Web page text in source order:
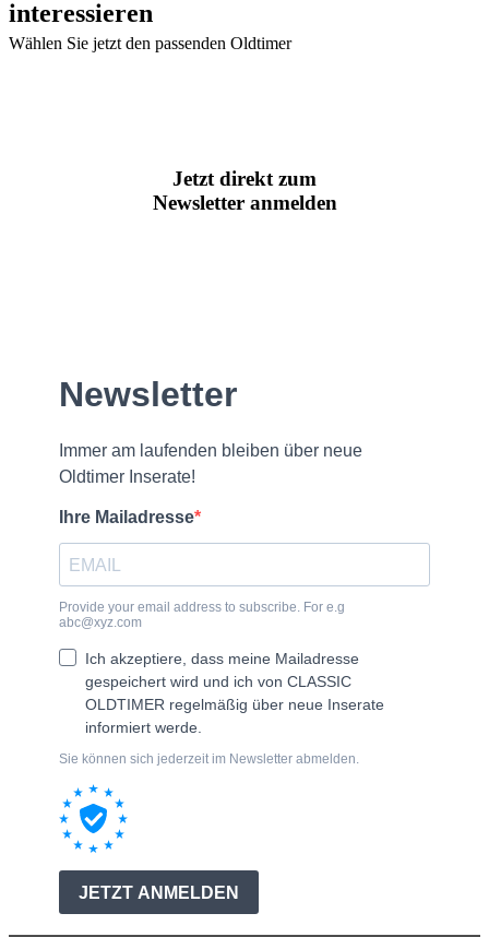
interessieren
Wählen Sie jetzt den passenden Oldtimer
Jetzt direkt zum
Newsletter anmelden